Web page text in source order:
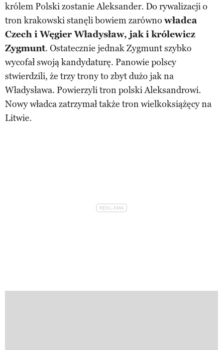
królem Polski zostanie Aleksander. Do rywalizacji o
tron krakowski stanęli bowiem zarówno władca
Czech i Węgier Władysław, jak i królewicz
Zygmunt. Ostatecznie jednak Zygmunt szybko
wycofał swoją kandydaturę. Panowie polscy
stwierdzili, że trzy trony to zbyt dużo jak na
Władysława. Powierzyli tron polski Aleksandrowi.
Nowy władca zatrzymał także tron wielkoksiążęcy na
Litwie.